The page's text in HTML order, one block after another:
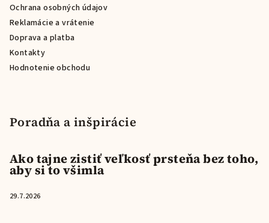
Ochrana osobných údajov
Reklamácie a vrátenie
Doprava a platba
Kontakty
Hodnotenie obchodu
Poradňa a inšpirácie
Ako tajne zistiť veľkosť prsteňa bez toho,
aby si to všimla
29.7.2026